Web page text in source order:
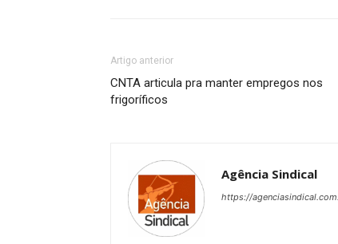
Artigo anterior
CNTA articula pra manter empregos nos
frigoríficos
Agência Sindical
https://